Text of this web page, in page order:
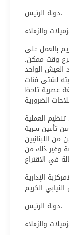
دولة الرئيس،
بالعمل على
وقت ممكن.
العيش الواحد
لشتى فئات
عصرية تلحظ
العملية
من تأمين سرية
من اللبنانيين
وغير ذلك من
الإدارية
دولة الرئيس،